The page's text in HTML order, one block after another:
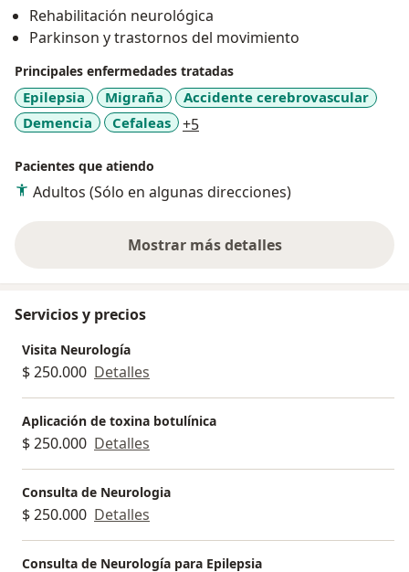
Rehabilitación neurológica
Parkinson y trastornos del movimiento
Principales enfermedades tratadas
Epilepsia Migraña
Accidente cerebrovascular
Demencia
Cefaleas +5a11y_sr_more_diseases
Pacientes que atiendo
Adultos (Sólo en algunas direcciones)
Mostrar más detalles
sobre la experiencia
Servicios y precios
Visita Neurología
$ 250.000 Detalles
Aplicación de toxina botulínica
$ 250.000 Detalles
Consulta de Neurologia
$ 250.000 Detalles
Consulta de Neurología para Epilepsia